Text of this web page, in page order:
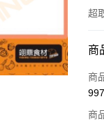
超
信
商
商
商